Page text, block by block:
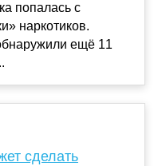
попалась с
наркотиков.
ещё 11
сделать